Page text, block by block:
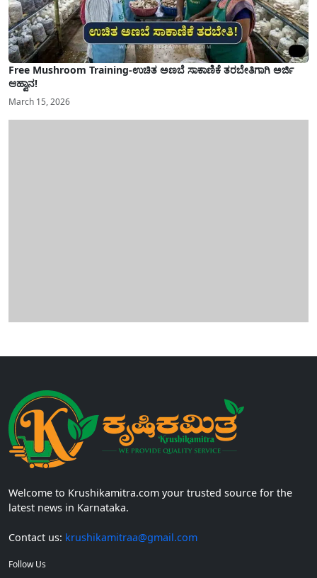
Free Mushroom Training-ಉಚಿತ ಅಣಬೆ ಸಾಕಾಣಿಕೆ ತರಬೇತಿಗಾಗಿ ಅರ್ಜಿ
ಆಹ್ವಾನ!
March 15, 2026
Welcome to Krushikamitra.com your trusted source for the
latest news in Karnataka.
Contact us: krushikamitraa@gmail.com
Follow Us